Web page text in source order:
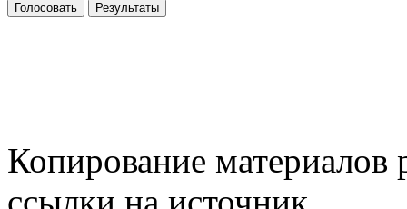
Голосовать Результаты
Копирование материалов